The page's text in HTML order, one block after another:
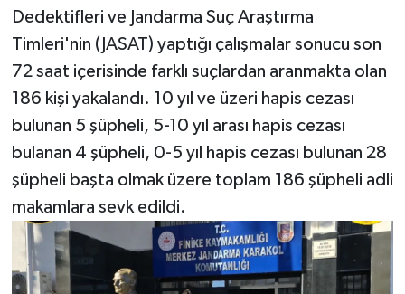
Dedektifleri ve Jandarma Suç Araştırma
Timleri'nin (JASAT) yaptığı çalışmalar sonucu son
72 saat içerisinde farklı suçlardan aranmakta olan
186 kişi yakalandı. 10 yıl ve üzeri hapis cezası
bulunan 5 şüpheli, 5-10 yıl arası hapis cezası
bulanan 4 şüpheli, 0-5 yıl hapis cezası bulunan 28
şüpheli başta olmak üzere toplam 186 şüpheli adli
makamlara sevk edildi.
YAZARLAR
RESMİ İLAN
MAGAZİN